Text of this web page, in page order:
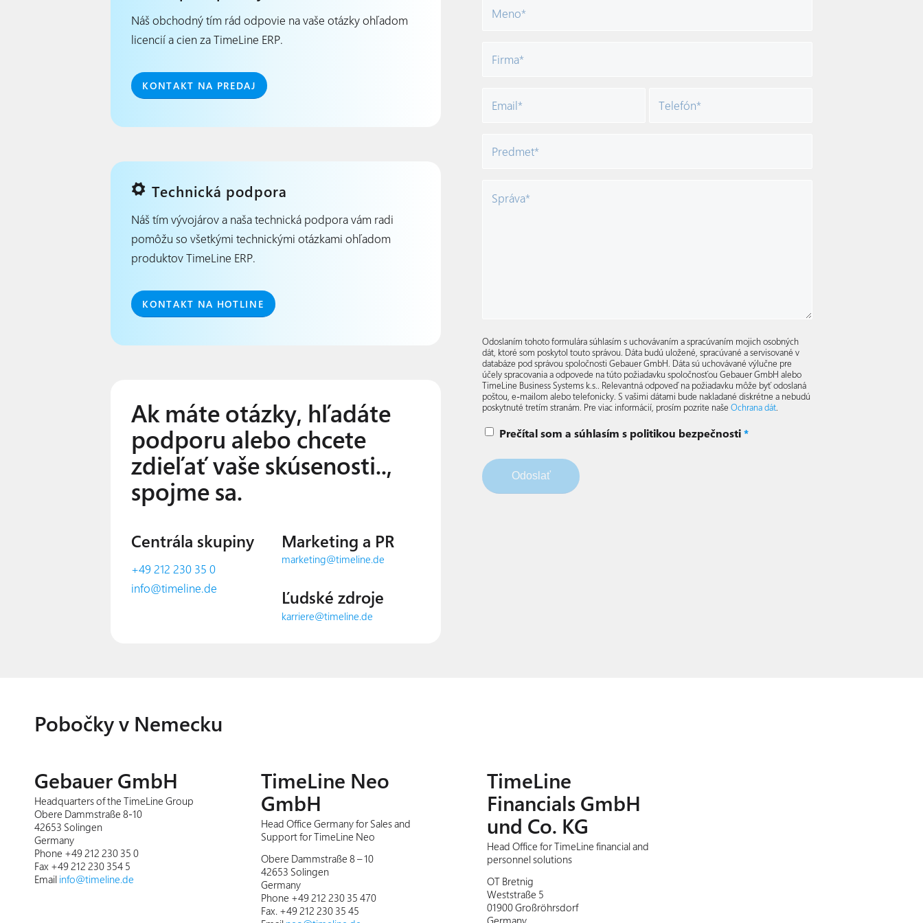
Náš obchodný tím rád odpovie na vaše otázky ohľadom
licencií a cien za TimeLine ERP.
KONTAKT NA PREDAJ
Technická podpora
Náš tím vývojárov a naša technická podpora vám radi
pomôžu so všetkými technickými otázkami ohľadom
produktov TimeLine ERP.
KONTAKT NA HOTLINE
Ak máte otázky, hľadáte
podporu alebo chcete
zdieľať vaše skúsenosti..,
spojme sa.
Centrála skupiny
+49 212 230 35 0
info@timeline.de
Marketing a PR
marketing@timeline.de
Ľudské zdroje
karriere@timeline.de
Odoslaním tohoto formulára súhlasím s uchovávaním a spracúvaním mojich osobných
dát, ktoré som poskytol touto správou. Dáta budú uložené, spracúvané a servisované v
databáze pod správou spoločnosti Gebauer GmbH. Dáta sú uchovávané výlučne pre
účely spracovania a odpovede na túto požiadavku spoločnosťou Gebauer GmbH alebo
TimeLine Business Systems k.s.. Relevantná odpoveď na požiadavku môže byť odoslaná
poštou, e-mailom alebo telefonicky. S vašimi dátami bude nakladané diskrétne a nebudú
poskytnuté tretím stranám. Pre viac informácií, prosím pozrite naše Ochrana dát.
Prečítal som a súhlasím s politikou bezpečnosti*
Pobočky v Nemecku
Gebauer GmbH
Headquarters of the TimeLine Group
Obere Dammstraße 8-10
42653 Solingen
Germany
Phone +49 212 230 35 0
Fax +49 212 230 354 5
Email info@timeline.de
TimeLine Neo
GmbH
Head Office Germany for Sales and
Support for TimeLine Neo
Obere Dammstraße 8 – 10
42653 Solingen
Germany
Phone +49 212 230 35 470
Fax. +49 212 230 35 45
TimeLine
Financials GmbH
und Co. KG
Head Office for TimeLine financial and
personnel solutions
OT Bretnig
Weststraße 5
01900 Großröhrsdorf